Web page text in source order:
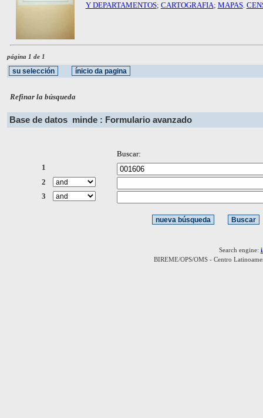
Y DEPARTAMENTOS; CARTOGRAFIA; MAPAS.
página 1 de 1
Refinar la búsqueda
Base de datos minde : Formulario avanzado
Buscar:
1
2
3
Search engine:
BIREME/OPS/OMS - Centro